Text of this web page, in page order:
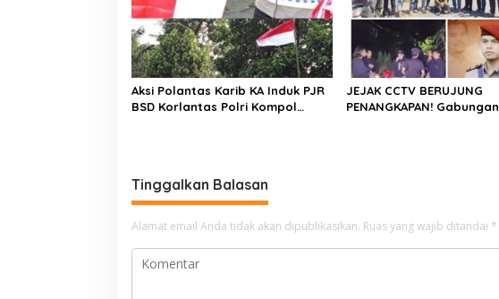
Aksi Polantas Karib KA Induk PJR
BSD Korlantas Polri Kompol
JEJAK CCTV BERUJUNG
PENANGKAPAN! Gabungan
Tinggalkan Balasan
Alamat email Anda tidak akan dipublikasikan. Ruas yang wajib ditandai *